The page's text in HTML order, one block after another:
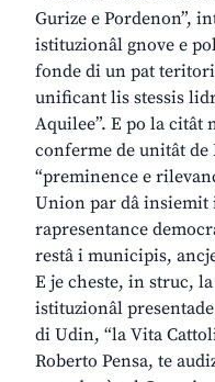
Gurize e Pordenon”,
istituzionâl gnove e
fonde di un pat
unificant lis stessis
Aquilee”. E po la citât
conferme de unitât
“preminence e
Union par dâ insiemit
rapresentance
restâ i municipis,
E je cheste, in struc,
istituzionâl
di Udin, “la Vita
Roberto Pensa, te